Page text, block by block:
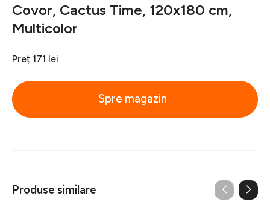
Covor, Cactus Time, 120x180 cm,
Multicolor
Preț 171 lei
Spre magazin
Produse similare